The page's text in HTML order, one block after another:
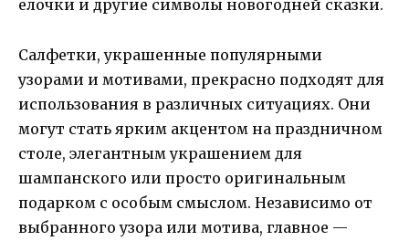
елочки и другие символы новогодней сказки.
Салфетки, украшенные популярными
узорами и мотивами, прекрасно подходят для
использования в различных ситуациях. Они
могут стать ярким акцентом на праздничном
столе, элегантным украшением для
шампанского или просто оригинальным
подарком с особым смыслом. Независимо от
выбранного узора или мотива, главное —